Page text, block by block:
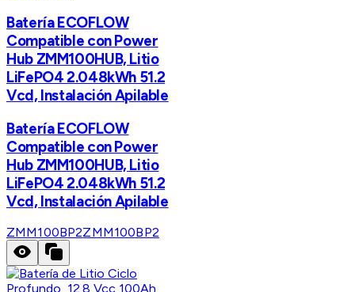
Batería ECOFLOW
Compatible con Power
Hub ZMM100HUB, Litio
LiFePO4 2.048kWh 51.2
Vcd, Instalación Apilable
Batería ECOFLOW
Compatible con Power
Hub ZMM100HUB, Litio
LiFePO4 2.048kWh 51.2
Vcd, Instalación Apilable
ZMM100BP2ZMM100BP2